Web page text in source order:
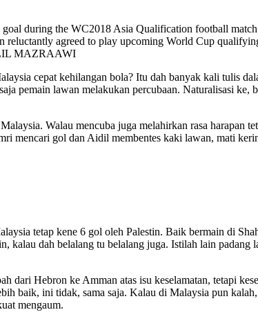
during the WC2018 Asia Qualification football
agreed to play upcoming World Cup
MAZRAAWI
cepat kehilangan bola? Itu dah banyak kali tulis
pemain lawan melakukan percubaan. Naturalisasi
Walau mencuba juga melahirkan rasa harapan
mencari gol dan Aidil membentes kaki lawan, mati
tetap kene 6 gol oleh Palestin. Baik bermain di
kalau dah belalang tu belalang juga. Istilah lain
dari Hebron ke Amman atas isu keselamatan, tetapi
baik, ini tidak, sama saja. Kalau di Malaysia pun
mengaum.